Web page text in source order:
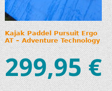
Kajak Paddel Pursuit Ergo
AT – Adventure Technology
299,95€